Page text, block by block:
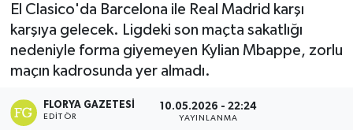
El Clasico'da Barcelona ile Real Madrid karşı
karşıya gelecek. Ligdeki son maçta sakatlığı
nedeniyle forma giyemeyen Kylian Mbappe, zorlu
maçın kadrosunda yer almadı.
FLORYA GAZETESI
EDITÖR
10.05.2026 - 22:24
YAYINLANMA
Haber Arşivi